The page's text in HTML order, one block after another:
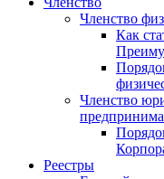
Членство
Как
Членство
Реестры